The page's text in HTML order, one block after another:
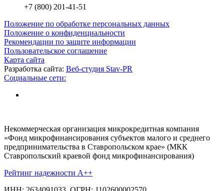
+7 (800) 201-41-51
Положение по обработке персональных данных
Положение о конфиденциальности
Рекомендации по защите информации
Пользовательское соглашение
Карта сайта
Разработка сайта: Веб-студия Stav-PR
Социальные сети:
Некоммерческая организация микрокредитная компания
«Фонд микрофинансирования субъектов малого и среднего
предпринимательства в Ставропольском крае» (МКК
Ставропольский краевой фонд микрофинансирования)
Рейтинг надежности A++